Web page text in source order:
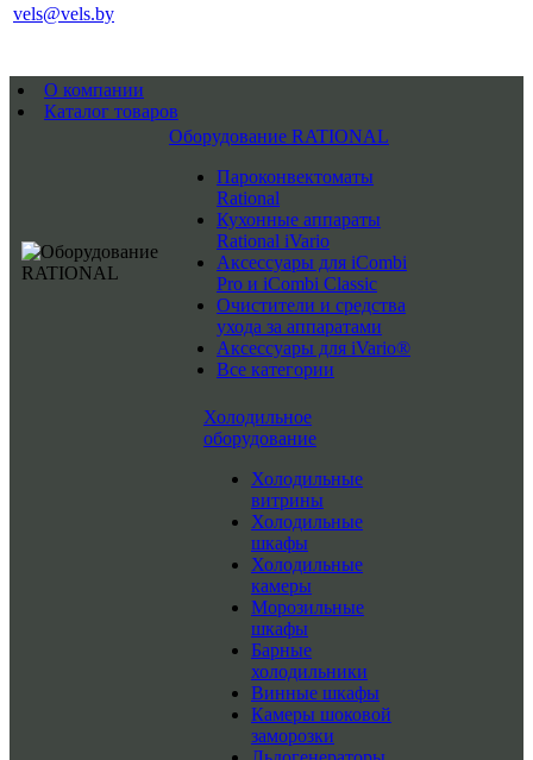
vels@vels.by
О компании
Каталог товаров
Оборудование RATIONAL
Пароконвектоматы
Rational
Кухонные аппараты
Rational iVario
Аксессуары для iCombi
Pro и iCombi Classic
Очистители и средства
ухода за аппаратами
Аксессуары для iVario®
Все категории
Холодильное
оборудование
Холодильные
витрины
Холодильные
шкафы
Холодильные
камеры
Морозильные
шкафы
Барные
холодильники
Винные шкафы
Камеры шоковой
заморозки